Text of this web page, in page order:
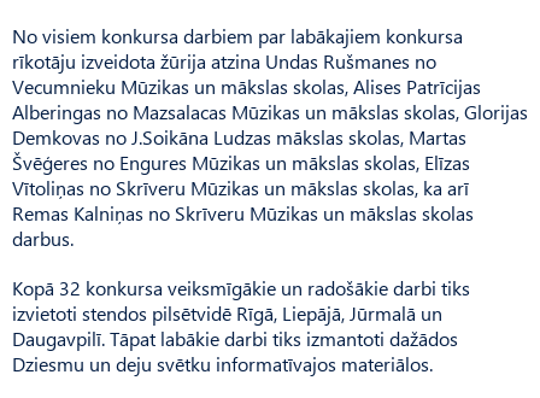
No visiem konkursa darbiem par labākajiem konkursa
rīkotāju izveidota žūrija atzina Undas Rušmanes no
Vecumnieku Mūzikas un mākslas skolas, Alises Patrīcijas
Alberingas no Mazsalacas Mūzikas un mākslas skolas, Glorijas
Demkovas no J.Soikāna Ludzas mākslas skolas, Martas
Švēģeres no Engures Mūzikas un mākslas skolas, Elīzas
Vītoliņas no Skrīveru Mūzikas un mākslas skolas, ka arī
Remas Kalniņas no Skrīveru Mūzikas un mākslas skolas
darbus.
Kopā 32 konkursa veiksmīgākie un radošākie darbi tiks
izvietoti stendos pilsētvidē Rīgā, Liepājā, Jūrmalā un
Daugavpilī. Tāpat labākie darbi tiks izmantoti dažādos
Dziesmu un deju svētku informatīvajos materiālos.